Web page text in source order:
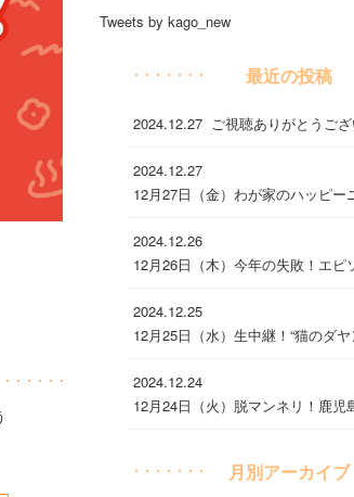
Tweets by kago_new
最近の投稿
2024.12.27 ご視聴ありがとうござ
2024.12.27
12月27日（金）わが家のハッピー
2024.12.26
12月26日（木）今年の失敗！エピ
2024.12.25
12月25日（水）生中継！“猫のダヤ
2024.12.24
12月24日（火）脱マンネリ！鹿児
月別アーカイブ